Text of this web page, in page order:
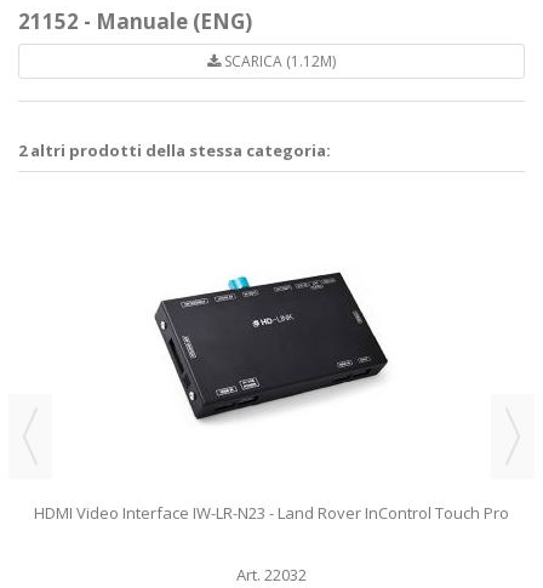
21152 - Manuale (ENG)
SCARICA (1.12M)
2 altri prodotti della stessa categoria:
HDMI Video Interface IW-LR-N23 - Land Rover InControl Touch Pro
Art. 22032